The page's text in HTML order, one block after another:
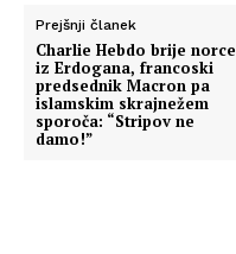
Prejšnji članek
Charlie Hebdo brije norce
iz Erdogana, francoski
predsednik Macron pa
islamskim skrajnežem
sporoča: “Stripov ne
damo!”